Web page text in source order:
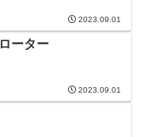
2023.09.01
ーター
2023.09.01